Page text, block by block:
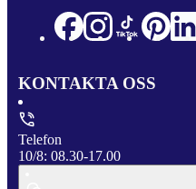
KONTAKTA OSS
Telefon
10/8: 08.30-17.00